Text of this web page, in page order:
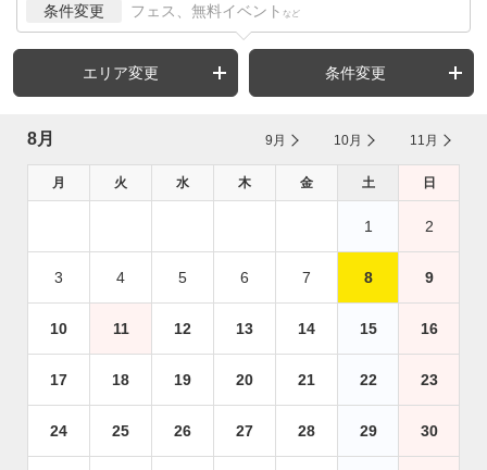
条件変更 フェス、無料イベント など
エリア変更 条件変更
8月 9月 10月 11月
月 火 水 木 金 土 日
1 2
3 4 5 6 7 8 9
10 11 12 13 14 15 16
17 18 19 20 21 22 23
24 25 26 27 28 29 30